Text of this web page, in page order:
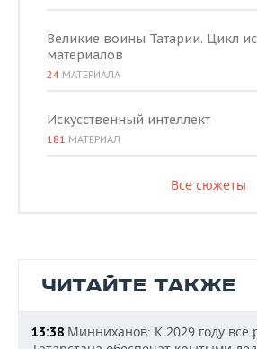
Великие воины Татарии. Цикл
материалов
24 МАТЕРИАЛА
Искусственный интеллект
181 МАТЕРИАЛ
Все сюжеты
ЧИТАЙТЕ ТАКЖЕ
13:38 Минниханов: К 2029 году все